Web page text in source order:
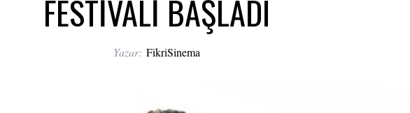
FESTİVALİ BAŞLADI
Yazar: FikriSinema